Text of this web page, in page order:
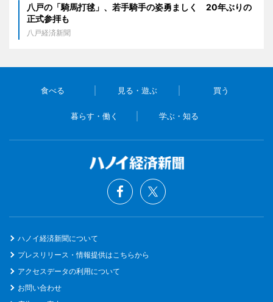
八戸の「騎馬打毬」、若手騎手の姿勇ましく 20年ぶりの
正式参拝も
八戸経済新聞
食べる 見る・遊ぶ 買う
暮らす・働く 学ぶ・知る
ハノイ経済新聞について
プレスリリース・情報提供はこちらから
アクセスデータの利用について
お問い合わせ